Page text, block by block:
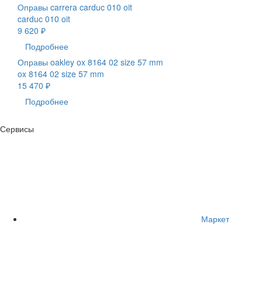
Оправы carrera carduc 010 oit
carduc 010 oit
9 620 ₽
Подробнее
Оправы oakley ox 8164 02 size 57 mm
ox 8164 02 size 57 mm
15 470 ₽
Подробнее
Сервисы
Маркет